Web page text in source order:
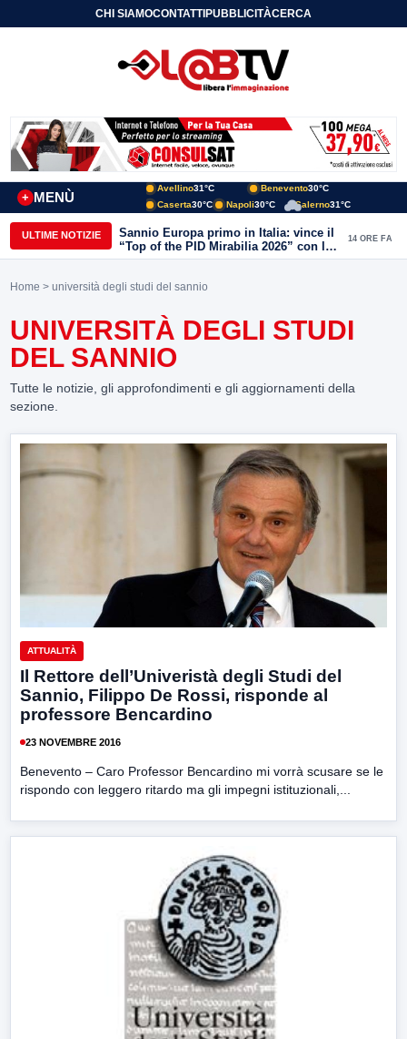
CHI SIAMOCONTATTIPUBBLICITÀCERCA
MENÙ
+
Avellino31°C Benevento30°C
Caserta30°C Napoli30°C Salerno31°C
ULTIME NOTIZIE
Sannio Europa primo in Italia: vince il
“Top of the PID Mirabilia 2026” con la
realtà virtuale nei musei del Sannio
14 ORE FA
Home > università degli studi del sannio
UNIVERSITÀ DEGLI STUDI
DEL SANNIO
Tutte le notizie, gli approfondimenti e gli aggiornamenti della
sezione.
ATTUALITÀ
Il Rettore dell’Univeristà degli Studi del
Sannio, Filippo De Rossi, risponde al
professore Bencardino
23 NOVEMBRE 2016
Benevento – Caro Professor Bencardino mi vorrà scusare se le
rispondo con leggero ritardo ma gli impegni istituzionali,...